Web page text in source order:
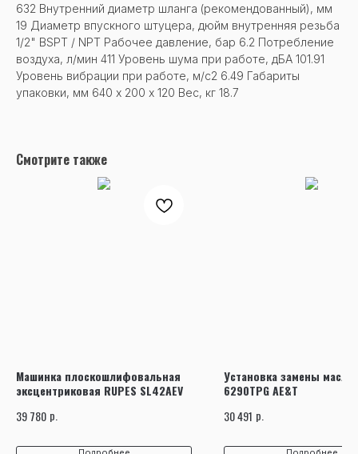
632 Внутренний диаметр шланга (рекомендованный), мм
19 Диаметр впускного штуцера, дюйм внутренняя резьба
1/2" BSPT / NPT Рабочее давление, бар 6.2 Потребление
воздуха, л/мин 411 Уровень шума при работе, дБА 101.91
Уровень вибрации при работе, м/с2 6.49 Габариты
упаковки, мм 640 х 200 х 120 Вес, кг 18.7
Смотрите также
Машинка плоскошлифовальная
эксцентриковая RUPES SL42AEV
39 780 р.
Установка замены масла
6290TPG AE&T
30 491 р.